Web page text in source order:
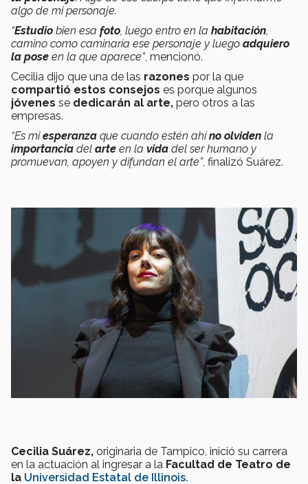
algo de mi personaje.
“Estudio bien esa foto, luego entro en la habitación,
camino como caminaría ese personaje y luego adquiero
la pose en la que aparece”, mencionó.
Cecilia dijo que una de las razones por la que
compartió estos consejos es porque algunos
jóvenes se dedicarán al arte, pero otros a las
empresas.
“Es miesperanza que cuando estén ahíno olviden la
importancia del arte en la vida del ser humano y
promuevan, apoyen y difundan el arte”, finalizó Suárez.
Cecilia Suárez, originaria de Tampico, inició su carrera
en la actuación al ingresar a la Facultad de Teatro de
la Universidad Estatal de Illinois.